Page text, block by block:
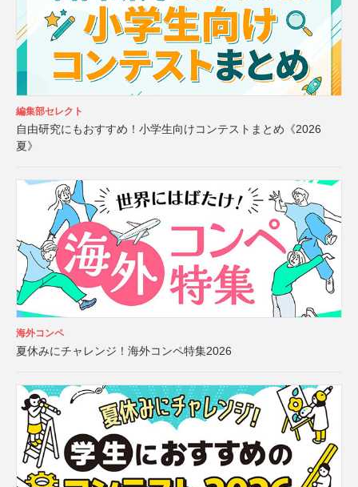
編集部セレクト
自由研究にもおすすめ！小学生向けコンテストまとめ《2026
夏》
海外コンペ
夏休みにチャレンジ！海外コンペ特集2026